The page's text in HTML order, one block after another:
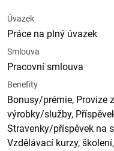
Úvazek
Práce na plný úvazek
Smlouva
Pracovní smlouva
Benefity
Bonusy/prémie, Provize
výrobky/služby,
Stravenky/příspěvek na
Vzdělávací kurzy,